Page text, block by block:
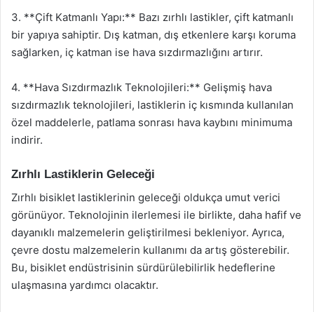
3. **Çift Katmanlı Yapı:** Bazı zırhlı lastikler, çift katmanlı
bir yapıya sahiptir. Dış katman, dış etkenlere karşı koruma
sağlarken, iç katman ise hava sızdırmazlığını artırır.
4. **Hava Sızdırmazlık Teknolojileri:** Gelişmiş hava
sızdırmazlık teknolojileri, lastiklerin iç kısmında kullanılan
özel maddelerle, patlama sonrası hava kaybını minimuma
indirir.
Zırhlı Lastiklerin Geleceği
Zırhlı bisiklet lastiklerinin geleceği oldukça umut verici
görünüyor. Teknolojinin ilerlemesi ile birlikte, daha hafif ve
dayanıklı malzemelerin geliştirilmesi bekleniyor. Ayrıca,
çevre dostu malzemelerin kullanımı da artış gösterebilir.
Bu, bisiklet endüstrisinin sürdürülebilirlik hedeflerine
ulaşmasına yardımcı olacaktır.